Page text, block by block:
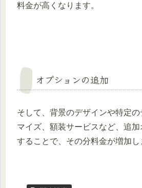
料金が高くなります。
オプションの追加
そして、背景のデザインや特定の
マイズ、額装サービスなど、追
することで、その分料金が増加し